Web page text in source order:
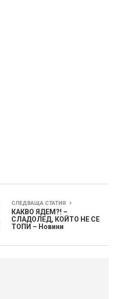
СЛЕДВАЩА СТАТИЯ
КАКВО ЯДЕМ?! –
СЛАДОЛЕД, КОЙТО НЕ СЕ
ТОПИ – Новини